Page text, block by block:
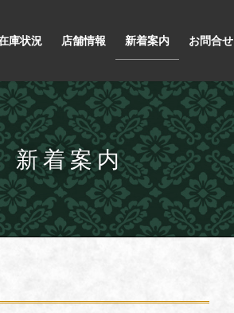
庫状況 店舗情報 新着案内 お問合せ
新着案内